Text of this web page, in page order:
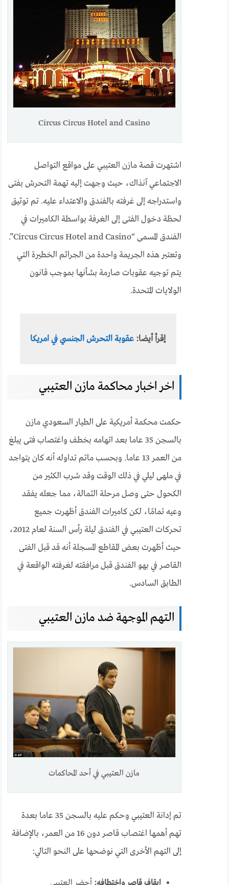
Circus Circus Hotel and Casino
اشتهرت قصة مازن العتيبي على مواقع التواصل
الاجتماعي آنذاك، حيث وجهت إليه تهمة التحرش بفتى
واستدراجه إلى غرفته بالفندق والاعتداء عليه. تم توثيق
لحظة دخول الفتى إلى الغرفة بواسطة الكاميرات في
الفندق المسمى “Circus Circus Hotel and Casino”.
وتعتبر هذه الجريمة واحدة من الجرائم الخطيرة التي
يتم توجيه عقوبات صارمة بشأنها بموجب قانون
الولايات المتحدة.
إقرأ أيضا: عقوبة التحرش الجنسي في امريكا
اخر اخبار محاكمة مازن العتيبي
حكمت محكمة أمريكية على الطيار السعودي مازن
بالسجن 35 عاما بعد اتهامه بخطف واغتصاب فتى يبلغ
من العمر 13 عاما. وبحسب ماتم تداوله أنه كان يتواجد
في ملهى ليلي في ذلك الوقت وقد شرب الكثير من
الكحول حتى وصل مرحلة الثمالة، مما جعله يفقد
وعيه تمامًا، لكن كاميرات الفندق أظهرت جميع
تحركات العتيبي في الفندق ليلة رأس السنة لعام 2012،
حيث أظهرت بعض المقاطع المسجلة أنه قد قبل الفتى
القاصر في بهو الفندق قبل مرافقته لغرفته الواقعة في
الطابق السادس.
التهم الموجهة ضد مازن العتيبي
مازن العتيبي في أحد المحاكمات
تم إدانة العتيبي وحكم عليه بالسجن 35 عاما بعدة
تهم أهمها اغتصاب قاصر دون 16 من العمر، بالإضافة
إلى التهم الأخرى التي نوضحها على النحو التالي:
ايقاف قاصر واختطافه: أحضر العتيبي